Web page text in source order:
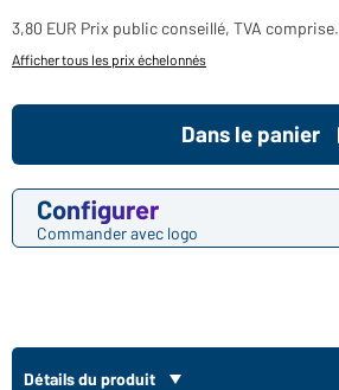
3,80 EUR Prix public conseillé, TVA comprise.
Afficher tous les prix échelonnés
Configurer
Commander avec logo
Dans le panier
Détails du produit